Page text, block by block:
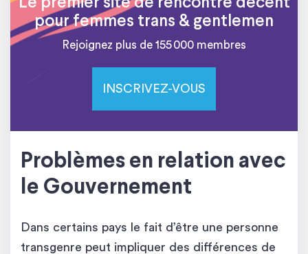
pour femmes trans & gentlemen
Rejoignez plus de 155 000 membres
INSCRIVEZ-VOUS
Problèmes en relation avec
le Gouvernement
Dans certains pays le fait d’être une personne
transgenre peut impliquer des différences de